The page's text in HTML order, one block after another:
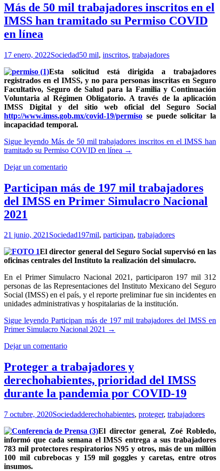
Más de 50 mil trabajadores inscritos en el
IMSS han tramitado su Permiso COVID
en línea
17 enero, 2022Sociedad50 mil, inscritos, trabajadores
Esta solicitud está dirigida a trabajadores
registrados en el IMSS, y no para personas inscritas en Seguro
Facultativo, Seguro de Salud para la Familia y Continuación
Voluntaria al Régimen Obligatorio. A través de la aplicación
IMSS Digital y del sitio web oficial del Seguro Social
http://www.imss.gob.mx/covid-19/permiso se puede solicitar la
incapacidad temporal.
Sigue leyendo Más de 50 mil trabajadores inscritos en el IMSS han
tramitado su Permiso COVID en línea →
Dejar un comentario
Participan más de 197 mil trabajadores
del IMSS en Primer Simulacro Nacional
2021
21 junio, 2021Sociedad197mil, participan, trabajadores
El director general del Seguro Social supervisó en las
oficinas centrales del Instituto la realización del simulacro.
En el Primer Simulacro Nacional 2021, participaron 197 mil 312
personas de las Representaciones del Instituto Mexicano del Seguro
Social (IMSS) en el país, y el reporte preliminar fue sin incidentes en
unidades administrativas y hospitalarias de la institución.
Sigue leyendoParticipan más de 197 mil trabajadores del IMSS en
Primer Simulacro Nacional 2021 →
Dejar un comentario
Proteger a trabajadores y
derechohabientes, prioridad del IMSS
durante la pandemia por COVID-19
7 octubre, 2020Sociedadderechohabientes, proteger, trabajadores
El director general, Zoé Robledo,
informó que cada semana el IMSS entrega a sus trabajadores
783 mil protectores respiratorios N95 y otros, más de un millón
100 mil cubrebocas y 159 mil goggles y caretas, entre otros
insumos.